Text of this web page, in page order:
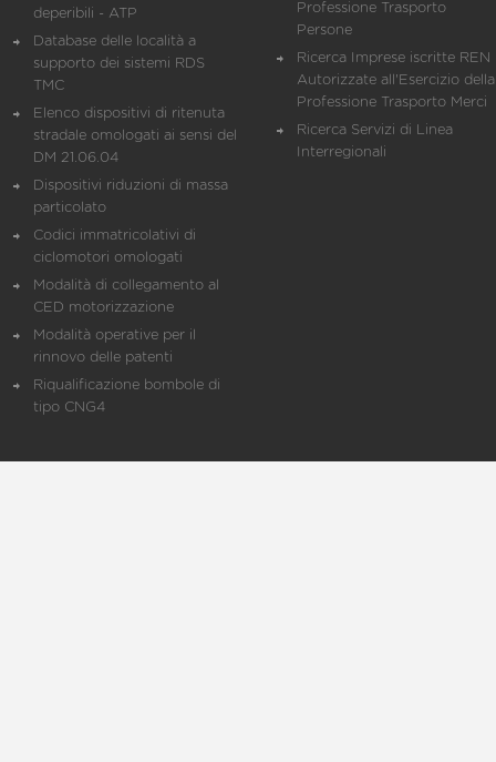
deperibili - ATP
Database delle località a
supporto dei sistemi RDS
TMC
Elenco dispositivi di ritenuta
stradale omologati ai sensi del
DM 21.06.04
Dispositivi riduzioni di massa
particolato
Codici immatricolativi di
ciclomotori omologati
Modalità di collegamento al
CED motorizzazione
Modalità operative per il
rinnovo delle patenti
Riqualificazione bombole di
tipo CNG4
Professione Trasporto
Persone
Ricerca Imprese iscritte REN
Autorizzate all'Esercizio della
Professione Trasporto Merci
Ricerca Servizi di Linea
Interregionali